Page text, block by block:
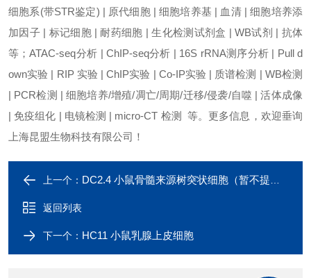
细胞系(带STR鉴定) | 原代细胞 | 细胞培养基 | 血清 | 细胞培养添
加因子 | 标记细胞 | 耐药细胞 | 生化检测试剂盒 | WB试剂 | 抗体
等；ATAC-seq分析 | ChIP-seq分析 | 16S rRNA测序分析 | Pull d
own实验 | RIP 实验 | ChIP实验 | Co-IP实验 | 质谱检测 | WB检测
| PCR检测 | 细胞培养/增殖/凋亡/周期/迁移/侵袭/自噬 | 活体成像
| 免疫组化 | 电镜检测 | micro-CT 检测 等。更多信息，欢迎垂询
上海昆盟生物科技有限公司！
上一个： DC2.4 小鼠骨髓来源树突状细胞（暂不提供）
返回列表
下一个： HC11 小鼠乳腺上皮细胞